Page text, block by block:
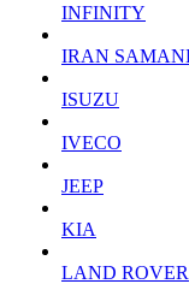
INFINITY
IRAN
ISUZU
IVECO
JEEP
KIA
LAND ROVER